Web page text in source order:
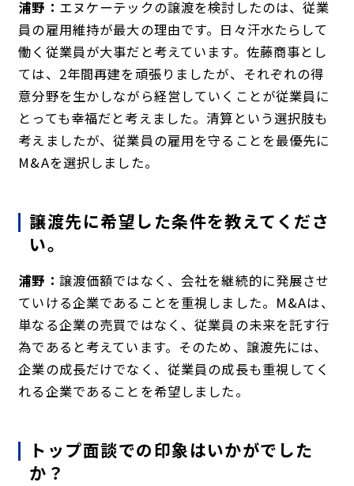
浦野： エヌケーテックの譲渡を検討したのは、従業
員の雇用維持が最大の理由です。日々汗水たらして
働く従業員が大事だと考えています。佐藤商事とし
ては、2年間再建を頑張りましたが、それぞれの得
意分野を生かしながら経営していくことが従業員に
とっても幸福だと考えました。清算という選択肢も
考えましたが、従業員の雇用を守ることを最優先に
M&Aを選択しました。
譲渡先に希望した条件を教えてくださ
い。
浦野： 譲渡価額ではなく、会社を継続的に発展させ
ていける企業であることを重視しました。M&Aは、
単なる企業の売買ではなく、従業員の未来を託す行
為であると考えています。そのため、譲渡先には、
企業の成長だけでなく、従業員の成長も重視してく
れる企業であることを希望しました。
トップ面談での印象はいかがでした
か？